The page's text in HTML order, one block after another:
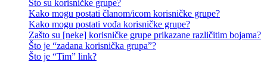
Što su korisničke grupe?
Kako mogu postati članom/icom korisničke grupe?
Kako mogu postati vođa korisničke grupe?
Zašto su [neke] korisničke grupe prikazane različitim bojama?
Što je “zadana korisnička grupa”?
Što je “Tim” link?